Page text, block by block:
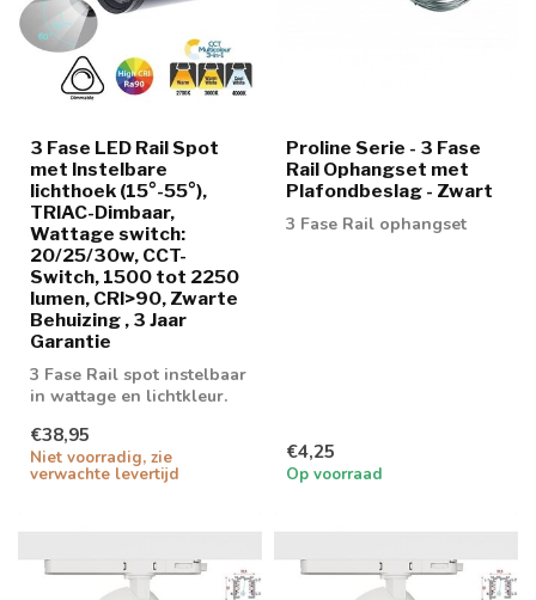
3 Fase LED Rail Spot
met Instelbare
lichthoek (15°-55°),
TRIAC-Dimbaar,
Wattage switch:
20/25/30w, CCT-
Switch, 1500 tot 2250
lumen, CRI>90, Zwarte
Behuizing , 3 Jaar
Garantie
3 Fase Rail spot instelbaar
in wattage en lichtkleur.
€38,95
Niet voorradig, zie
verwachte levertijd
Proline Serie - 3 Fase
Rail Ophangset met
Plafondbeslag - Zwart
3 Fase Rail ophangset
€4,25
Op voorraad